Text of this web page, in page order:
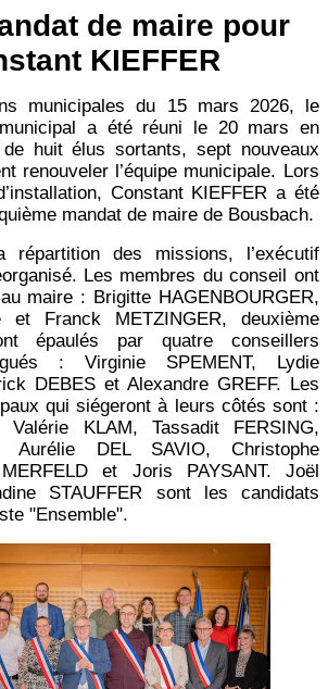
de maire pour
KIEFFER
municipales du 15 mars 2026, le
a été réuni le 20 mars en
huit élus sortants, sept nouveaux
renouveler l’équipe municipale. Lors
Constant KIEFFER a été
mandat de maire de Bousbach.
répartition des missions, l’exécutif
Les membres du conseil ont
maire : Brigitte HAGENBOURGER,
et Franck METZINGER, deuxième
épaulés par quatre conseillers
: Virginie SPEMENT, Lydie
DEBES et Alexandre GREFF. Les
qui siégeront à leurs côtés sont :
Valérie KLAM, Tassadit FERSING,
Aurélie DEL SAVIO, Christophe
et Joris PAYSANT. Joël
STAUFFER sont les candidats
"Ensemble".